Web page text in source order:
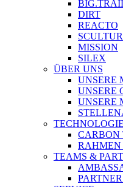
DIRT
REACTO
MISSION
SILEX
ÜBER UNS
UNSERE
UNSERE
UNSERE
TECHNOLOGIE
CARBON
RAHMEN
TEAMS &